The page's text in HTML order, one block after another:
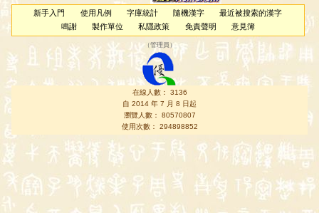
新手入門 使用凡例 字庫統計 隨機漢字
最近被搜索的漢字
鳴謝
製作單位 私隱政策 免責聲明 意見簿
（管理員 ）
在線人數： 3136
自 2014 年 7 月 8 日起
瀏覽人數： 80570807
使用次數： 294898852